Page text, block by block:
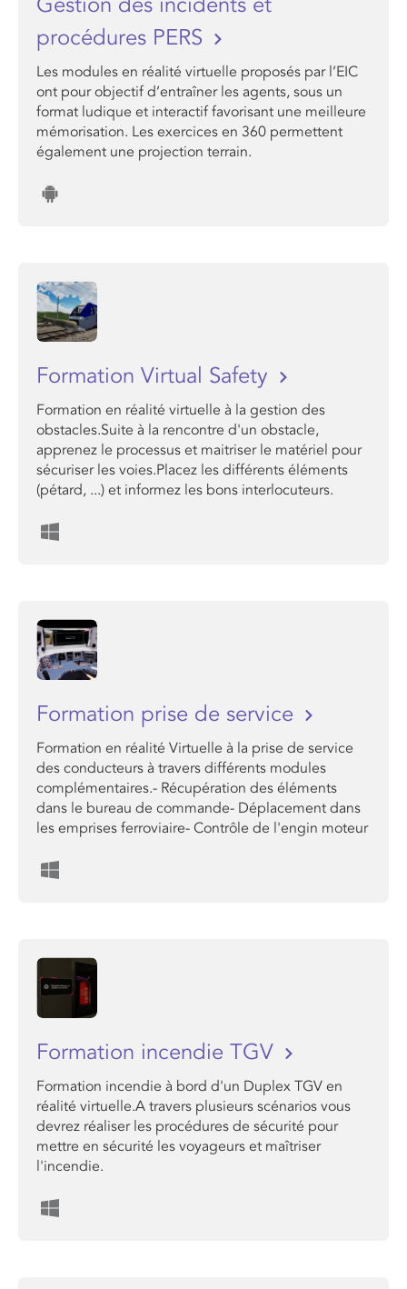
procédures PERS
Les modules en réalité virtuelle proposés par l’EIC
ont pour objectif d’entraîner les agents, sous un
format ludique et interactif favorisant une meilleure
mémorisation. Les exercices en 360 permettent
également une projection terrain.
Formation Virtual Safety
Formation en réalité virtuelle à la gestion des
obstacles.Suite à la rencontre d'un obstacle,
apprenez le processus et maitriser le matériel pour
sécuriser les voies.Placez les différents éléments
(pétard, ...) et informez les bons interlocuteurs.
Formation prise de service
Formation en réalité Virtuelle à la prise de service
des conducteurs à travers différents modules
complémentaires.- Récupération des éléments
dans le bureau de commande- Déplacement dans
les emprises ferroviaire- Contrôle de l'engin moteur
Formation incendie TGV
Formation incendie à bord d'un Duplex TGV en
réalité virtuelle.A travers plusieurs scénarios vous
devrez réaliser les procédures de sécurité pour
mettre en sécurité les voyageurs et maîtriser
l'incendie.